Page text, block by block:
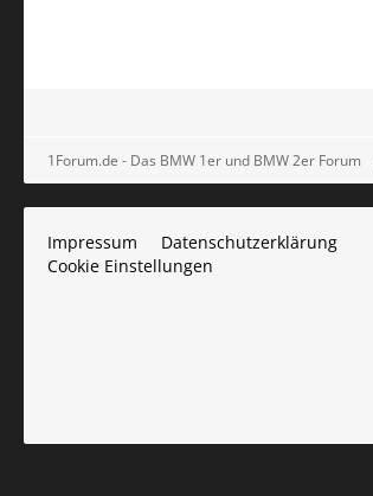
1Forum.de - Das BMW 1er und BMW 2er Forum
Impressum
Datenschutzerklärung
Cookie Einstellungen